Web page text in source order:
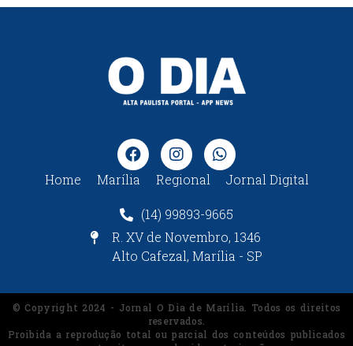
Home Marília Regional Jornal Digital
(14) 99893-9665
R. XV de Novembro, 1346
Alto Cafezal, Marília - SP
© Copyright 2024 - Jornal O Dia de Marília. Todos os direitos
reservados.
Proibida a reprodução total ou parcial dos conteúdos publicados